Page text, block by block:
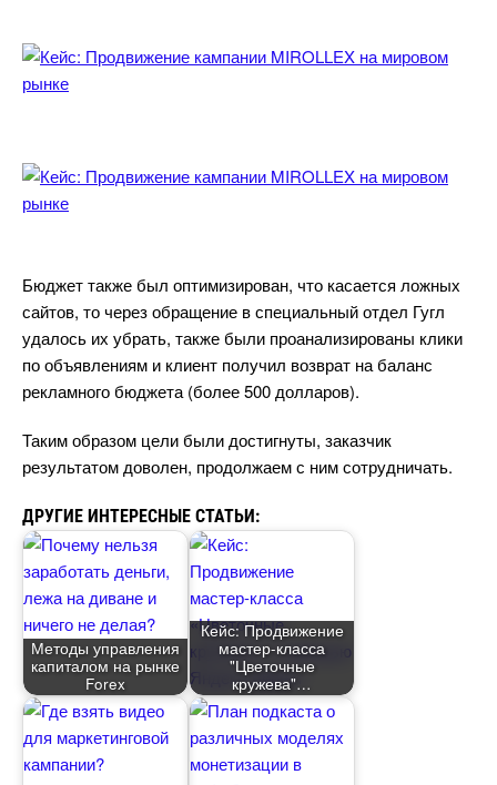
Бюджет также был оптимизирован, что касается ложных
сайтов, то через обращение в специальный отдел Гугл
удалось их убрать, также были проанализированы клики
по объявлениям и клиент получил возврат на баланс
рекламного бюджета (более 500 долларов).
Таким образом цели были достигнуты, заказчик
результатом доволен, продолжаем с ним сотрудничать.
ДРУГИЕ ИНТЕРЕСНЫЕ СТАТЬИ:
Методы управления
капиталом на рынке
Forex
Кейс: Продвижение
мастер-класса
"Цветочные
кружева"